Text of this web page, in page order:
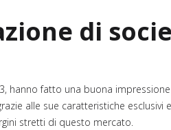
di
hanno fatto una buona
alle sue caratteristiche
stretti di questo mercato.